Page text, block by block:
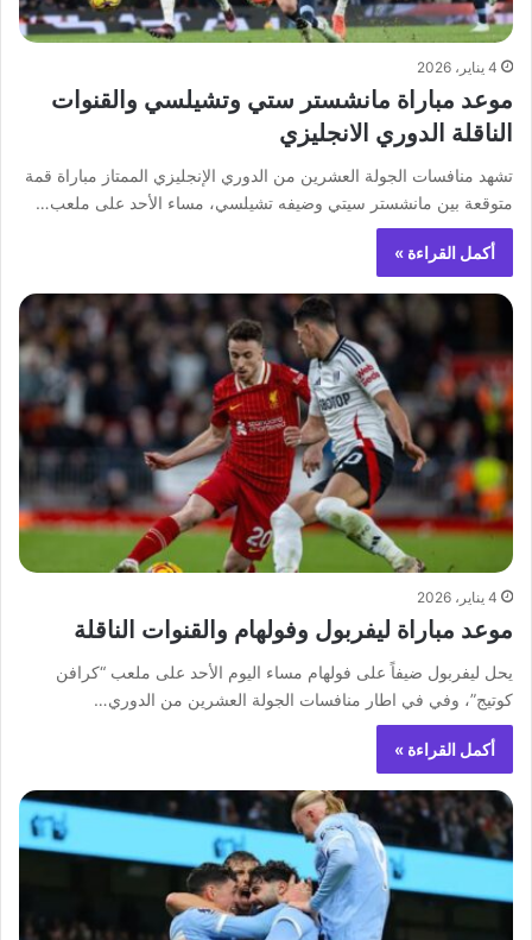
4 يناير، 2026
موعد مباراة مانشستر ستي وتشيلسي والقنوات
الناقلة الدوري الانجليزي
تشهد منافسات الجولة العشرين من الدوري الإنجليزي الممتاز مباراة قمة
متوقعة بين مانشستر سيتي وضيفه تشيلسي، مساء الأحد على ملعب…
أكمل القراءة »
4 يناير، 2026
موعد مباراة ليفربول وفولهام والقنوات الناقلة
يحل ليفربول ضيفاً على فولهام مساء اليوم الأحد على ملعب “كرافن
كوتيج”، وفي في اطار منافسات الجولة العشرين من الدوري…
أكمل القراءة »